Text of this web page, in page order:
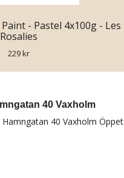
- Pastel 4x100g - Les
Rosalies
229 kr
40 Vaxholm
40 Vaxholm Öppet